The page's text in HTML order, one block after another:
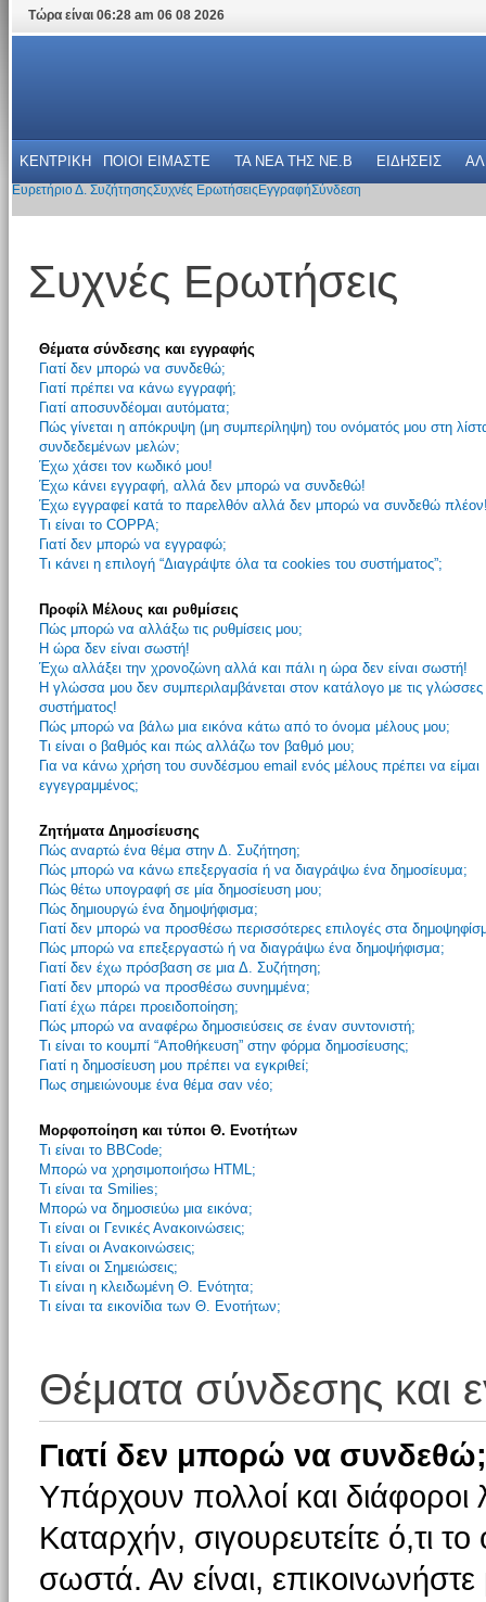
Τώρα είναι 06:28 am 06 08 2026
ΚΕΝΤΡΙΚΗ ΠΟΙΟΙ ΕΙΜΑΣΤΕ ΤΑ ΝΕΑ THΣ NE.B ΕΙΔΗΣΕΙΣ
Ευρετήριο Δ. ΣυζήτησηςΣυχνές Ερωτήσεις ΕγγραφήΣύνδεση
Συχνές Ερωτήσεις
Θέματα σύνδεσης και εγγραφής
Γιατί δεν μπορώ να συνδεθώ;
Γιατί πρέπει να κάνω εγγραφή;
Γιατί αποσυνδέομαι αυτόματα;
Πώς γίνεται η απόκρυψη (μη συμπερίληψη) του ονόματός μου στη
συνδεδεμένων μελών;
Έχω χάσει τον κωδικό μου!
Έχω κάνει εγγραφή, αλλά δεν μπορώ να συνδεθώ!
Έχω εγγραφεί κατά το παρελθόν αλλά δεν μπορώ να συνδεθώ
Τι είναι το COPPA;
Γιατί δεν μπορώ να εγγραφώ;
Τι κάνει η επιλογή “Διαγράψτε όλα τα cookies του συστήματος”;
Προφίλ Μέλους και ρυθμίσεις
Πώς μπορώ να αλλάξω τις ρυθμίσεις μου;
Η ώρα δεν είναι σωστή!
Έχω αλλάξει την χρονοζώνη αλλά και πάλι η ώρα δεν είναι σωστή!
Η γλώσσα μου δεν συμπεριλαμβάνεται στον κατάλογο με τις γλώσσες
συστήματος!
Πώς μπορώ να βάλω μια εικόνα κάτω από το όνομα μέλους μου;
Τι είναι ο βαθμός και πώς αλλάζω τον βαθμό μου;
Για να κάνω χρήση του συνδέσμου email ενός μέλους πρέπει να είμαι
εγγεγραμμένος;
Ζητήματα Δημοσίευσης
Πώς αναρτώ ένα θέμα στην Δ. Συζήτηση;
Πώς μπορώ να κάνω επεξεργασία ή να διαγράψω ένα δημοσίευμα;
Πώς θέτω υπογραφή σε μία δημοσίευση μου;
Πώς δημιουργώ ένα δημοψήφισμα;
Γιατί δεν μπορώ να προσθέσω περισσότερες επιλογές στα
Πώς μπορώ να επεξεργαστώ ή να διαγράψω ένα δημοψήφισμα;
Γιατί δεν έχω πρόσβαση σε μια Δ. Συζήτηση;
Γιατί δεν μπορώ να προσθέσω συνημμένα;
Γιατί έχω πάρει προειδοποίηση;
Πώς μπορώ να αναφέρω δημοσιεύσεις σε έναν συντονιστή;
Τι είναι το κουμπί “Αποθήκευση” στην φόρμα δημοσίευσης;
Γιατί η δημοσίευση μου πρέπει να εγκριθεί;
Πως σημειώνουμε ένα θέμα σαν νέο;
Μορφοποίηση και τύποι Θ. Ενοτήτων
Τι είναι το BBCode;
Μπορώ να χρησιμοποιήσω HTML;
Τι είναι τα Smilies;
Μπορώ να δημοσιεύω μια εικόνα;
Τι είναι οι Γενικές Ανακοινώσεις;
Τι είναι οι Ανακοινώσεις;
Τι είναι οι Σημειώσεις;
Τι είναι η κλειδωμένη Θ. Ενότητα;
Τι είναι τα εικονίδια των Θ. Ενοτήτων;
Θέματα σύνδεσης και
Γιατί δεν μπορώ να συνδεθώ;
Υπάρχουν πολλοί και
Καταρχήν, σιγουρευτείτε ό,τι
σωστά. Αν είναι, επικοινωνήστε